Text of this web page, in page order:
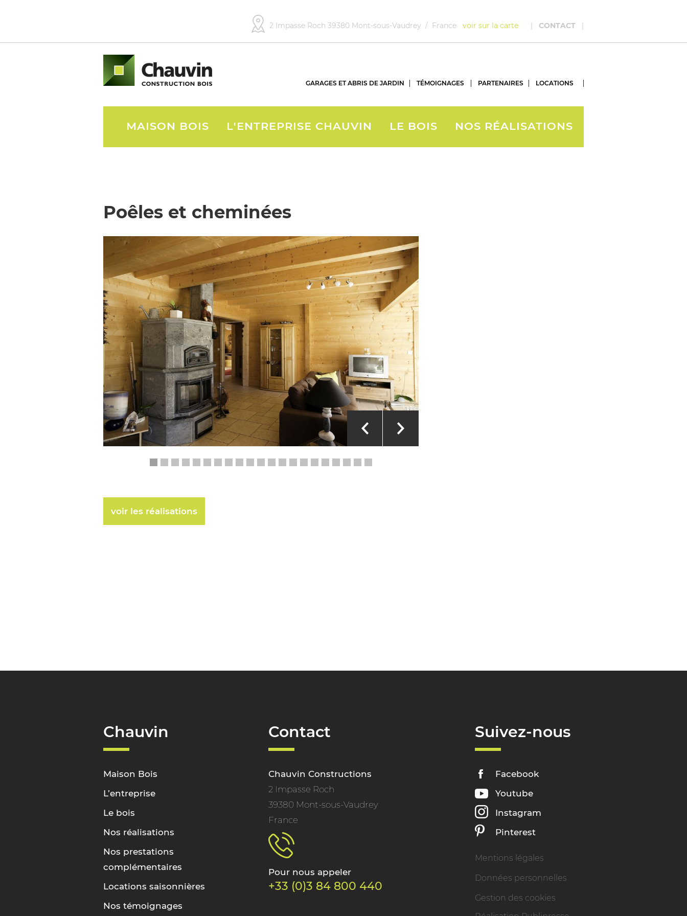
2 Impasse Roch 39380 Mont-sous-Vaudrey / France voir sur la carte | CONTACT |
GARAGES ET ABRIS DE JARDIN TÉMOIGNAGES PARTENAIRES LOCATIONS
MAISON BOIS L'ENTREPRISE CHAUVIN LE BOIS NOS RÉALISATIONS
Poêles et cheminées
voir les réalisations
Chauvin
Maison Bois
L’entreprise
Le bois
Nos réalisations
Nos prestations
complémentaires
Locations saisonnières
Nos témoignages
Contact
Chauvin Constructions
2 Impasse Roch
39380 Mont-sous-Vaudrey
France
Pour nous appeler
+33 (0)3 84 800 440
Suivez-nous
Facebook
Youtube
Instagram
Pinterest
Mentions légales
Données personnelles
Gestion des cookies